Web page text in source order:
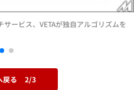
ービス、VETAが独自アルゴリズムを
戻る 2/3